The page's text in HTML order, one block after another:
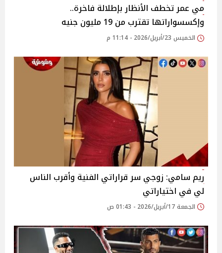
مي عمر تخطف الأنظار بإطلالة فاخرة..
وإكسسواراتها تقترب من 19 مليون جنيه
الخميس 23/أبريل/2026 - 11:14 م
ريم سامي: زوجي سر قراراتي الفنية وأقرب الناس
لي في اختياراتي
الجمعة 17/أبريل/2026 - 01:43 ص